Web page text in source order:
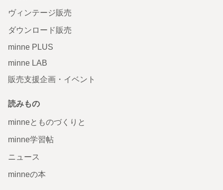
ヴィンテージ販売
ダウンロード販売
minne PLUS
minne LAB
販売支援企画・イベント
読みもの
minneとものづくりと
minne学習帖
ニュース
minneの本